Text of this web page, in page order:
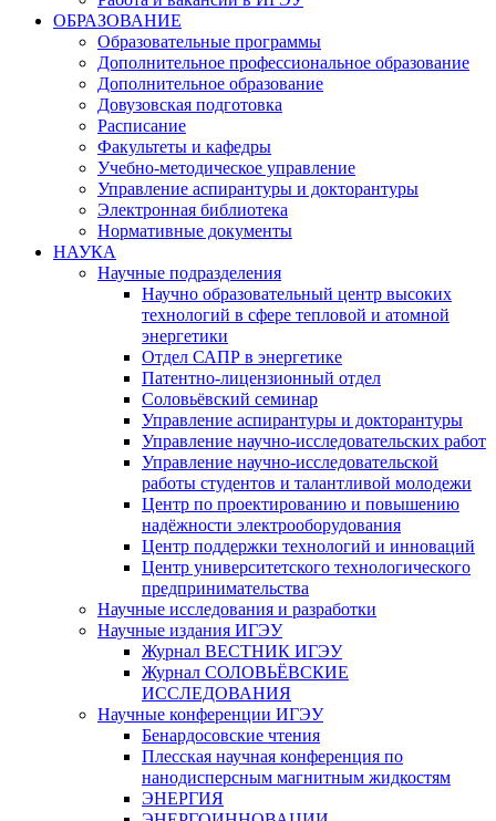
ОБРАЗОВАНИЕ
Образовательные программы
Дополнительное профессиональное образование
Дополнительное образование
Довузовская подготовка
Расписание
Факультеты и кафедры
Учебно-методическое управление
Управление аспирантуры и докторантуры
Электронная библиотека
Нормативные документы
НАУКА
Научные подразделения
Научно образовательный центр высоких
технологий в сфере тепловой и атомной
энергетики
Отдел САПР в энергетике
Патентно-лицензионный отдел
Соловьёвский семинар
Управление аспирантуры и докторантуры
Управление научно-исследовательских работ
Управление научно-исследовательской
работы студентов и талантливой молодежи
Центр по проектированию и повышению
надёжности электрооборудования
Центр поддержки технологий и инноваций
Центр университетского технологического
предпринимательства
Научные исследования и разработки
Научные издания ИГЭУ
Журнал ВЕСТНИК ИГЭУ
Журнал СОЛОВЬЁВСКИЕ
ИССЛЕДОВАНИЯ
Научные конференции ИГЭУ
Бенардосовские чтения
Плесская научная конференция по
нанодисперсным магнитным жидкостям
ЭНЕРГИЯ